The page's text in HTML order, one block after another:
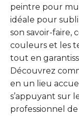
peintre pour
idéale pour
son savoir-faire,
couleurs et les
tout en
Découvrez
en un lieu
s’appuyant sur
professionnel